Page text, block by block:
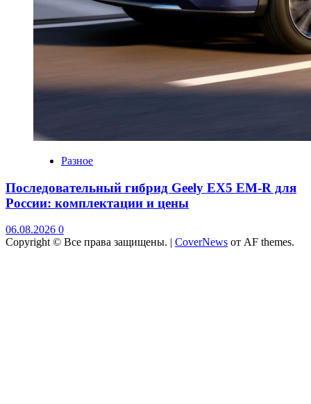
Разное
Последовательный гибрид Geely EX5 EM-R для
России: комплектации и цены
06.08.2026 0
Copyright © Все права защищены. | CoverNews от AF themes.